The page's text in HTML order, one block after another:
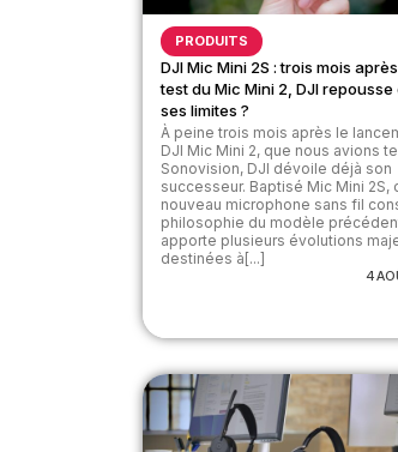
PRODUITS
DJI Mic Mini 2S : trois mois
test du Mic Mini 2, DJI repousse
ses limites ?
À peine trois mois après le
DJI Mic Mini 2, que nous avions
Sonovision, DJI dévoile déjà son
successeur. Baptisé Mic Mini 2S,
nouveau microphone sans fil
philosophie du modèle
apporte plusieurs évolutions
destinées à[...]
4